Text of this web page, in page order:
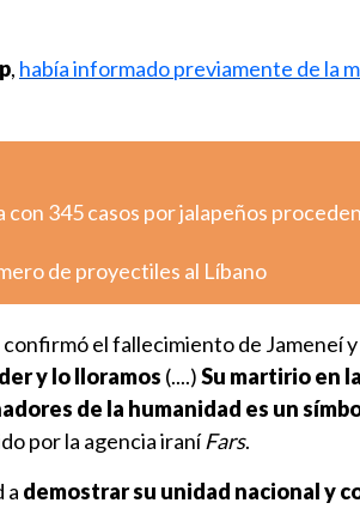
, había informado previamente de la
345 casos por jalapeños
de proyectiles al Líbano
el fallecimiento de Jameneí y
y lo lloramos (....)Su martirio en
de la humanidad es un
por la agencia iraníFars.
a demostrar su unidad nacional y